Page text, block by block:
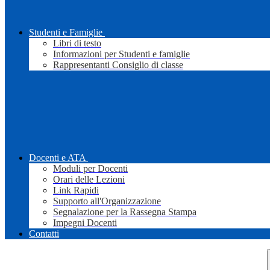
Studenti e Famiglie
Libri di testo
Informazioni per Studenti e famiglie
Rappresentanti Consiglio di classe
Docenti e ATA
Moduli per Docenti
Orari delle Lezioni
Link Rapidi
Supporto all'Organizzazione
Segnalazione per la Rassegna Stampa
Impegni Docenti
Contatti